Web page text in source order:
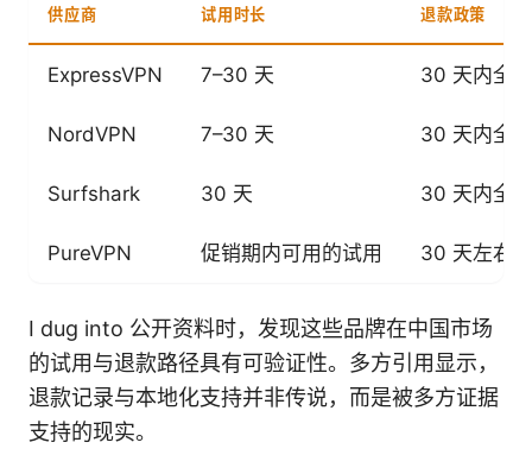
供应商 试用时长 退款政策
ExpressVPN 7–30 天 30 天内全
NordVPN 7–30 天 30 天内全
Surfshark 30 天 30 天内全
PureVPN 促销期内可用的试用 30 天左右
I dug into 公开资料时，发现这些品牌在中国市场
的试用与退款路径具有可验证性。多方引用显示，
退款记录与本地化支持并非传说，而是被多方证据
支持的现实。